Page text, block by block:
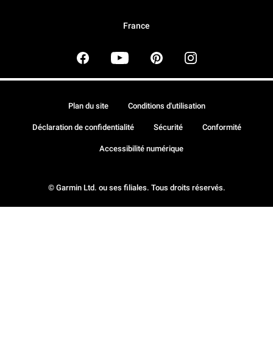
France
© Garmin Ltd. ou ses filiales. Tous droits réservés.
Plan du site Conditions d'utilisation
Déclaration de confidentialité Sécurité Conformité
Accessibilité numérique